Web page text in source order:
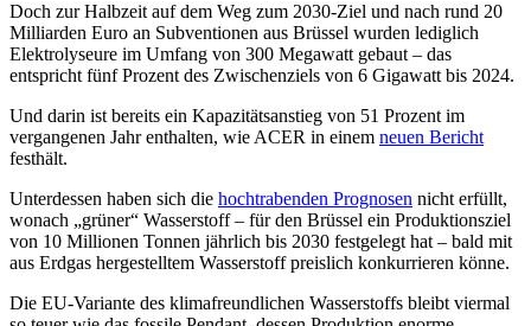
Doch zur Halbzeit auf dem Weg zum 2030-Ziel und nach rund 20
Milliarden Euro an Subventionen aus Brüssel wurden lediglich
Elektrolyseure im Umfang von 300 Megawatt gebaut – das
entspricht fünf Prozent des Zwischenziels von 6 Gigawatt bis 2024.
Und darin ist bereits ein Kapazitätsanstieg von 51 Prozent im
vergangenen Jahr enthalten, wie ACER in einem neuen Bericht
festhält.
Unterdessen haben sich die hochtrabenden Prognosen nicht erfüllt,
wonach „grüner“ Wasserstoff – für den Brüssel ein Produktionsziel
von 10 Millionen Tonnen jährlich bis 2030 festgelegt hat – bald mit
aus Erdgas hergestelltem Wasserstoff preislich konkurrieren könne.
Die EU-Variante des klimafreundlichen Wasserstoffs bleibt viermal